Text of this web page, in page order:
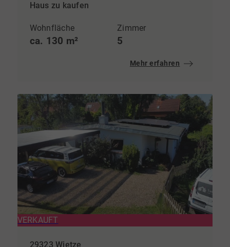
Haus zu kaufen
Wohnfläche
ca. 130 m²
Zimmer
5
Mehr erfahren
VERKAUFT
29323 Wietze